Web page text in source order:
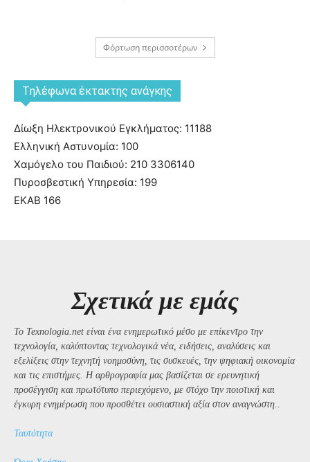
Φόρτωση περισσοτέρων
Tηλέφωνα έκτακτης ανάγκης
Δίωξη Ηλεκτρονικού Εγκλήματος: 11188
Ελληνική Αστυνομία: 100
Χαμόγελο του Παιδιού: 210 3306140
Πυροσβεστική Υπηρεσία: 199
ΕΚΑΒ 166
Σχετικά με εμάς
Το Texnologia.net είναι ένα ενημερωτικό μέσο με επίκεντρο την
τεχνολογία, καλύπτοντας τεχνολογικά νέα, ειδήσεις, αναλύσεις και
εξελίξεις στην τεχνητή νοημοσύνη, τις συσκευές, την ψηφιακή οικονομία
και τις επιστήμες. Η αρθρογραφία μας βασίζεται σε ερευνητική
προσέγγιση και πρωτότυπο περιεχόμενο, με στόχο την ποιοτική και
έγκυρη ενημέρωση που προσθέτει ουσιαστική αξία στον αναγνώστη..
Ταυτότητα